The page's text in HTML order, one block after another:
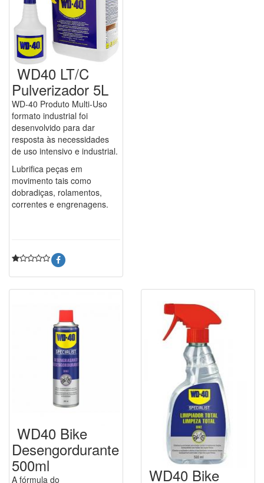
WD40 LT/C
Pulverizador 5L
WD-40 Produto Multi-Uso
formato industrial foi
desenvolvido para dar
resposta às necessidades
de uso intensivo e industrial.
Lubrifica peças em
movimento tais como
dobradiças, rolamentos,
correntes e engrenagens.
WD40 Bike
Desengordurante
500ml
A fórmula do WD40 Bike